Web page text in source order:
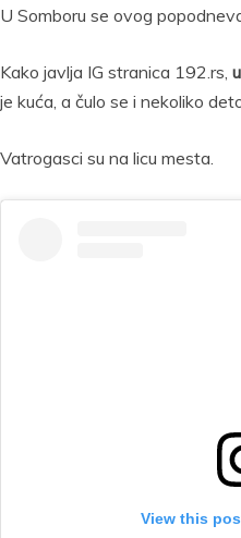
U Somboru se ovog
Kako javlja IG stranica 192.rs,
je kuća, a čulo se i nekoliko
Vatrogasci su na licu mesta.
View this